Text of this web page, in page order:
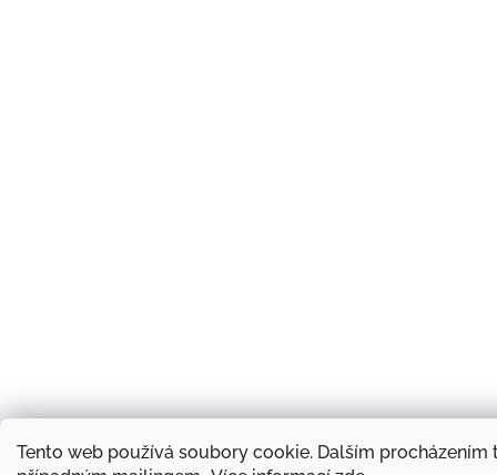
Tento web používá soubory cookie. Dalším